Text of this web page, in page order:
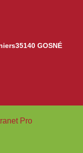
35140 GOSNÉ
Pro